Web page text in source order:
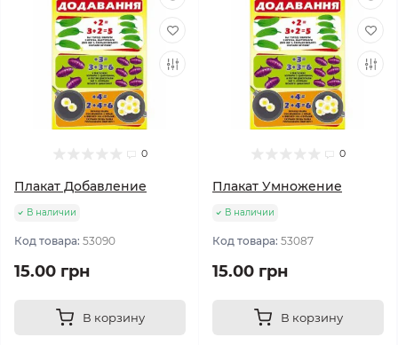
0
Плакат Добавление
В наличии
Код товара: 53090
15.00 грн
В корзину
0
Плакат Умножение
В наличии
Код товара: 53087
15.00 грн
В корзину